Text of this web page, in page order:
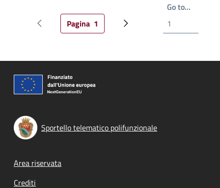
Pagina precedentePagina attuale
Pagina 1 Prossima pagina
Go to…
Sportello telematico polifunzionale
Footer menu
Area riservata
Crediti